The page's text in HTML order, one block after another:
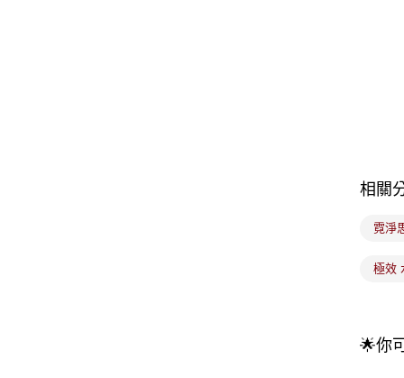
相關
霓淨
極效
🌟你